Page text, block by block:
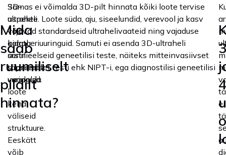
Mida
saab
ruumiliselt
pildilt
hinnata?
3D-
ultraheli
võib
aidata
arstil
täpsemalt
vaadelda
loote
keha
väliseid
struktuure.
Eeskätt
võib
Samas ei võimalda 3D-pilt hinnata kõiki loote tervise
aspekte. Loote süda, aju, siseelundid, verevool ja kasv
vajavad standardseid ultrahelivaateid ning vajaduse
korral eriuuringuid. Samuti ei asenda 3D-ultraheli
sünnieelseid geneetilisi teste, näiteks mitteinvasiivset
sünnieelset testi ehk NIPT-i, ega diagnostilisi geneetilisi
uuringuid.
ei